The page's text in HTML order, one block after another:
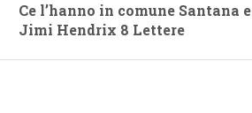
Ce l’hanno in comune Santana e
Jimi Hendrix 8 Lettere